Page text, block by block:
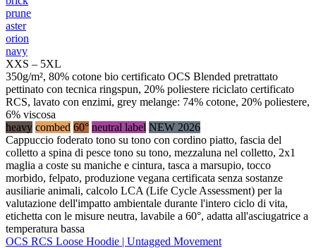
prune
aster
orion
navy
XXS – 5XL
350g/m², 80% cotone bio certificato OCS Blended pretrattato
pettinato con tecnica ringspun, 20% poliestere riciclato certificato
RCS, lavato con enzimi, grey melange: 74% cotone, 20% poliestere,
6% viscosa
heavy combed 60° neutral label NEW 2026
Cappuccio foderato tono su tono con cordino piatto, fascia del
colletto a spina di pesce tono su tono, mezzaluna nel colletto, 2x1
maglia a coste su maniche e cintura, tasca a marsupio, tocco
morbido, felpato, produzione vegana certificata senza sostanze
ausiliarie animali, calcolo LCA (Life Cycle Assessment) per la
valutazione dell'impatto ambientale durante l'intero ciclo di vita,
etichetta con le misure neutra, lavabile a 60°, adatta all'asciugatrice a
temperatura bassa
OCS RCS Loose Hoodie | Untagged Movement